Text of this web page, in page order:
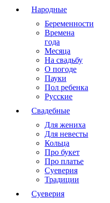
Народные
Беременности
Времена
года
Месяца
На свадьбу
О погоде
Пауки
Пол ребенка
Русские
Свадебные
Для жениха
Для невесты
Кольца
Про букет
Про платье
Суеверия
Традиции
Суеверия